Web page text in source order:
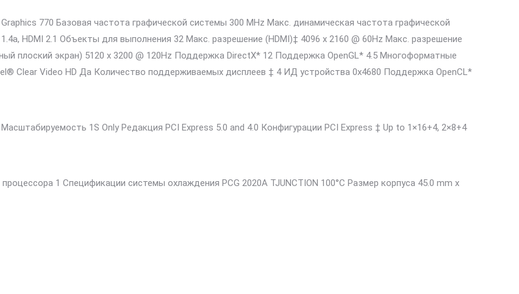
770 Базовая частота графической системы 300 MHz Макс. динамическая частота графической
HDMI 2.1 Объекты для выполнения 32 Макс. разрешение (HDMI)‡ 4096 x 2160 @ 60Hz Макс. разрешение
плоский экран) 5120 x 3200 @ 120Hz Поддержка DirectX* 12 Поддержка OpenGL* 4.5 Многоформатные
Clear Video HD Да Количество поддерживаемых дисплеев ‡ 4 ИД устройства 0x4680 Поддержка OpenCL*
1S Only Редакция PCI Express 5.0 and 4.0 Конфигурации PCI Express ‡ Up to 1×16+4, 2×8+4
1 Спецификации системы охлаждения PCG 2020A TJUNCTION 100°C Размер корпуса 45.0 mm x